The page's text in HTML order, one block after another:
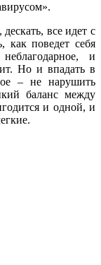
все идет с
как поведет себя
и
Но и впадать в
– не нарушить
баланс между
и одной, и